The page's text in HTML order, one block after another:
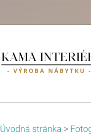
Úvodná stránka >